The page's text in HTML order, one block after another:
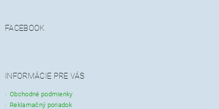
FACEBOOK
INFORMÁCIE PRE VÁS
Obchodné podmienky
Reklamačný poriadok